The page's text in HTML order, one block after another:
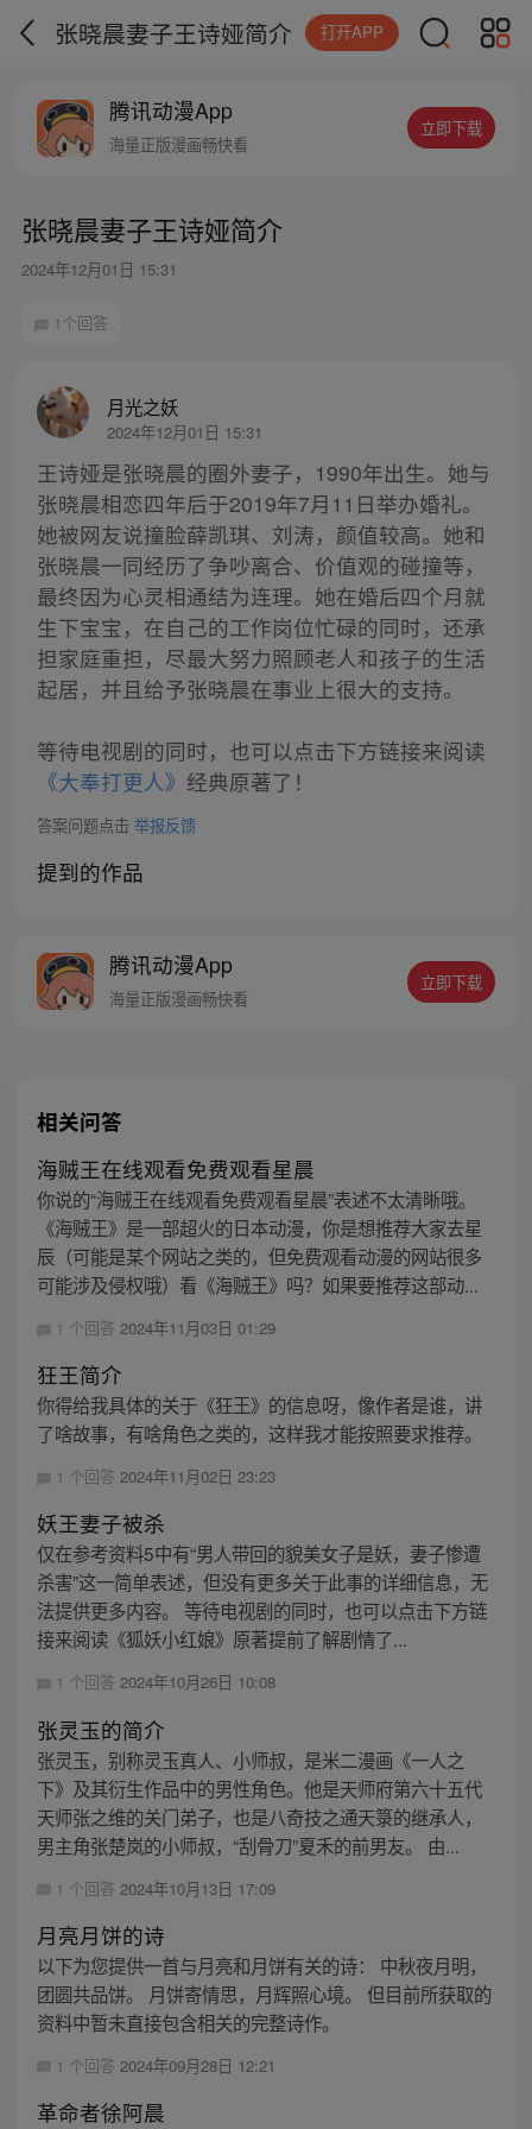
张晓晨妻子王诗娅简介 打开APP
腾讯动漫App
海量正版漫画畅快看
立即下载
张晓晨妻子王诗娅简介
2024年12月01日 15:31
1个回答
月光之妖
2024年12月01日 15:31
王诗娅是张晓晨的圈外妻子，1990年出生。她与
张晓晨相恋四年后于2019年7月11日举办婚礼。
她被网友说撞脸薛凯琪、刘涛，颜值较高。她和
张晓晨一同经历了争吵离合、价值观的碰撞等，
最终因为心灵相通结为连理。她在婚后四个月就
生下宝宝，在自己的工作岗位忙碌的同时，还承
担家庭重担，尽最大努力照顾老人和孩子的生活
起居，并且给予张晓晨在事业上很大的支持。
等待电视剧的同时，也可以点击下方链接来阅读
《大奉打更人》 经典原著了！
答案问题点击 举报反馈
提到的作品
腾讯动漫App
海量正版漫画畅快看
立即下载
相关问答
海贼王在线观看免费观看星晨
你说的“海贼王在线观看免费观看星晨”表述不太清晰哦。
《海贼王》是一部超火的日本动漫，你是想推荐大家去星
辰（可能是某个网站之类的，但免费观看动漫的网站很多
可能涉及侵权哦）看《海贼王》吗？如果要推荐这部动...
1 个回答 2024年11月03日 01:29
狂王简介
你得给我具体的关于《狂王》的信息呀，像作者是谁，讲
了啥故事，有啥角色之类的，这样我才能按照要求推荐。
1 个回答 2024年11月02日 23:23
妖王妻子被杀
仅在参考资料5中有“男人带回的貌美女子是妖，妻子惨遭
杀害”这一简单表述，但没有更多关于此事的详细信息，无
法提供更多内容。 等待电视剧的同时，也可以点击下方链
接来阅读《狐妖小红娘》原著提前了解剧情了...
1 个回答 2024年10月26日 10:08
张灵玉的简介
张灵玉，别称灵玉真人、小师叔，是米二漫画《一人之
下》及其衍生作品中的男性角色。他是天师府第六十五代
天师张之维的关门弟子，也是八奇技之通天箓的继承人，
男主角张楚岚的小师叔，“刮骨刀”夏禾的前男友。 由...
1 个回答 2024年10月13日 17:09
月亮月饼的诗
以下为您提供一首与月亮和月饼有关的诗： 中秋夜月明，
团圆共品饼。 月饼寄情思，月辉照心境。 但目前所获取的
资料中暂未直接包含相关的完整诗作。
1 个回答 2024年09月28日 12:21
革命者徐阿晨